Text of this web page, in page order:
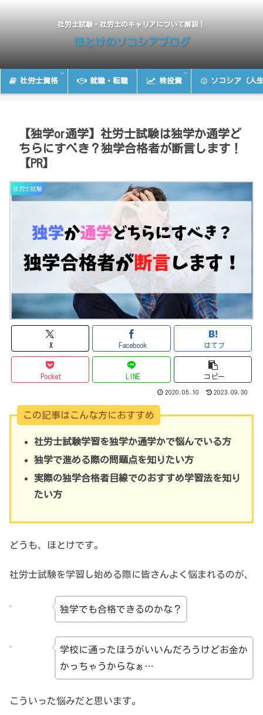
社労士試験・社労士のキャリアについて解説！
ほとけのソコシアブログ
社労士資格 就職・転職 株投資 ソコシア（人
【独学or通学】社労士試験は独学か通学ど
ちらにすべき？独学合格者が断言します！
【PR】
社労士試験
X Facebook はてブ
Pocket LINE コピー
2020.05.10 2023.09.30
この記事はこんな方におすすめ
社労士試験学習を独学か通学かで悩んでいる方
独学で進める際の問題点を知りたい方
実際の独学合格者目線でのおすすめ学習法を知り
たい方
どうも、ほとけです。
社労士試験を学習し始める際に皆さんよく悩まれるのが、
独学でも合格できるのかな？
学校に通ったほうがいいんだろうけどお金か
かっちゃうからなぁ…
こういった悩みだと思います。